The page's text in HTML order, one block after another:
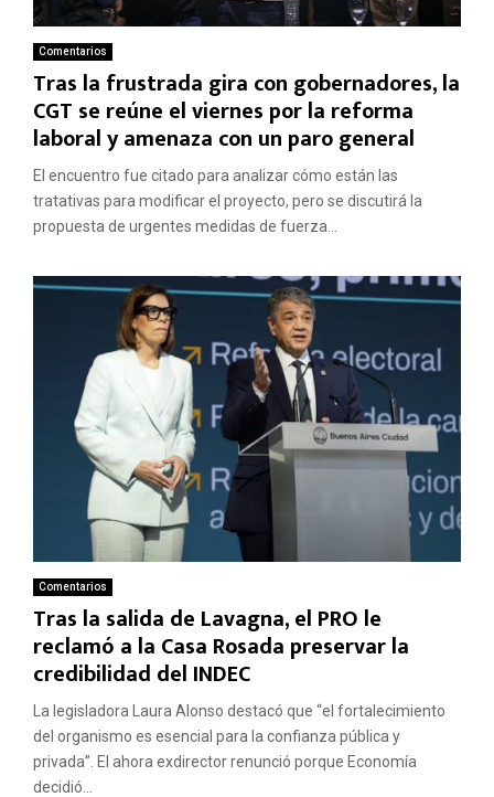
Comentarios
Tras la frustrada gira con gobernadores, la
CGT se reúne el viernes por la reforma
laboral y amenaza con un paro general
El encuentro fue citado para analizar cómo están las
tratativas para modificar el proyecto, pero se discutirá la
propuesta de urgentes medidas de fuerza...
Comentarios
Tras la salida de Lavagna, el PRO le
reclamó a la Casa Rosada preservar la
credibilidad del INDEC
La legisladora Laura Alonso destacó que “el fortalecimiento
del organismo es esencial para la confianza pública y
privada”. El ahora exdirector renunció porque Economía
decidió...